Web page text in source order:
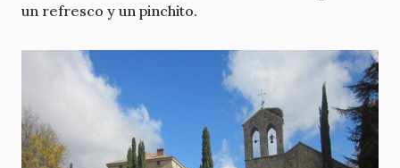
un refresco y un pinchito.